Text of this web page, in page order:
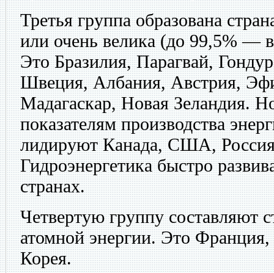
Третья группа образована
или очень велика (до 99,5% —
Это Бразилия, Парагвай,
Швеция, Албания, Австрия,
Мадагаскар, Новая Зеландия.
показателям производства
лидируют Канада, США,
Гидроэнергетика быстро
странах.
Четвертую группу составляют
атомной энергии. Это Франция,
Корея.